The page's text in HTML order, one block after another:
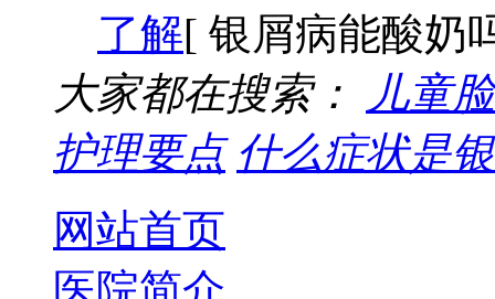
了解[ 银屑病能酸奶
大家都在搜索：
儿童
护理要点 什么症状是
网站首页